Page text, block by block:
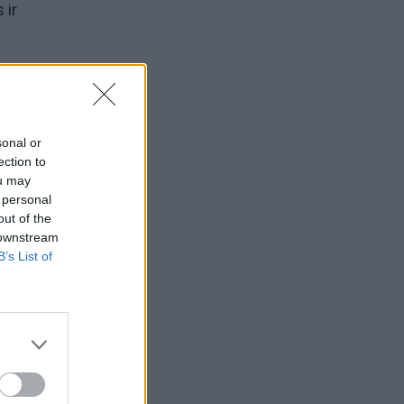
or
to
may
of the
List of
ir
ir